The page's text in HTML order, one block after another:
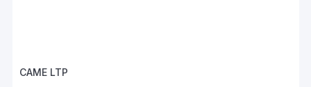
CAME LTP